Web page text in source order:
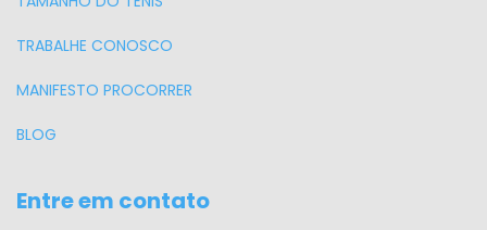
TRABALHE CONOSCO
MANIFESTO PROCORRER
BLOG
Entre em contato